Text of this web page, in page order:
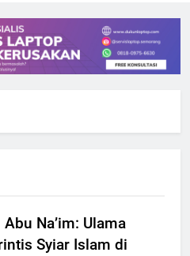
Abu Na’im: Ulama
Syiar Islam di